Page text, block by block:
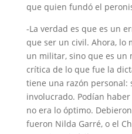
que quien fundó el
-La verdad es que es un
que ser un civil. Ahora, lo
un militar, sino que es un
crítica de lo que fue la
tiene una razón personal:
involucrado. Podían
no era lo óptimo.
fueron Nilda Garré, o el